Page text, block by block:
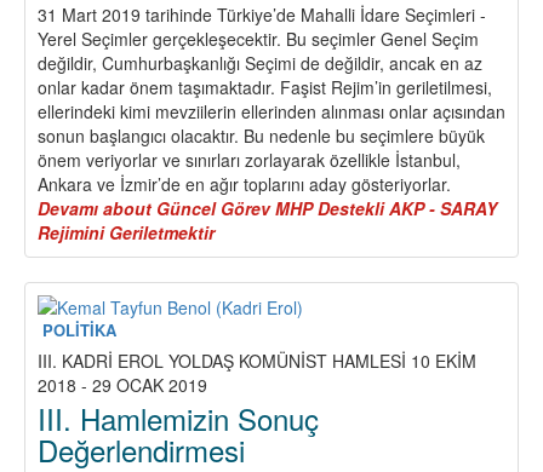
31 Mart 2019 tarihinde Türkiye’de Mahalli İdare Seçimleri -
Yerel Seçimler gerçekleşecektir. Bu seçimler Genel Seçim
değildir, Cumhurbaşkanlığı Seçimi de değildir, ancak en az
onlar kadar önem taşımaktadır. Faşist Rejim’in geriletilmesi,
ellerindeki kimi mevziilerin ellerinden alınması onlar açısından
sonun başlangıcı olacaktır. Bu nedenle bu seçimlere büyük
önem veriyorlar ve sınırları zorlayarak özellikle İstanbul,
Ankara ve İzmir’de en ağır toplarını aday gösteriyorlar.
Devamı about Güncel Görev MHP Destekli AKP - SARAY
Rejimini Geriletmektir
POLİTİKA
III. KADRİ EROL YOLDAŞ KOMÜNİST HAMLESİ 10 EKİM
2018 - 29 OCAK 2019
III. Hamlemizin Sonuç
Değerlendirmesi